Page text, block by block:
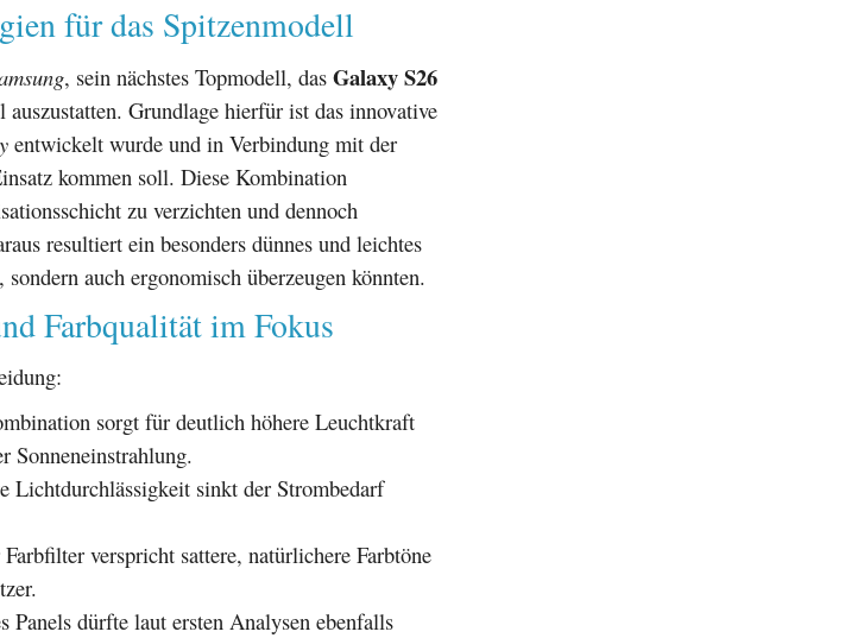
für das Spitzenmodell
, sein nächstes Topmodell, das Galaxy S26
Grundlage hierfür ist das innovative
entwickelt wurde und in Verbindung mit der
kommen soll. Diese Kombination
zu verzichten und dennoch
resultiert ein besonders dünnes und leichtes
auch ergonomisch überzeugen könnten.
Farbqualität im Fokus
sorgt für deutlich höhere Leuchtkraft
Sonneneinstrahlung.
Lichtdurchlässigkeit sinkt der Strombedarf
verspricht sattere, natürlichere Farbtöne
Panels dürfte laut ersten Analysen ebenfalls